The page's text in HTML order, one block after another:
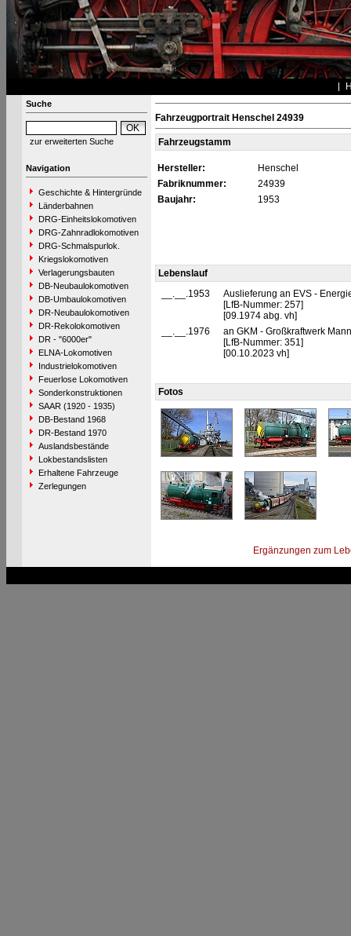
Suche
zur erweiterten Suche
Navigation
Geschichte & Hintergründe
Länderbahnen
DRG-Einheitslokomotiven
DRG-Zahnradlokomotiven
DRG-Schmalspurlok.
Kriegslokomotiven
Verlagerungsbauten
DB-Neubaulokomotiven
DB-Umbaulokomotiven
DR-Neubaulokomotiven
DR-Rekolokomotiven
DR - "6000er"
ELNA-Lokomotiven
Industrielokomotiven
Feuerlose Lokomotiven
Sonderkonstruktionen
SAAR (1920 - 1935)
DB-Bestand 1968
DR-Bestand 1970
Auslandsbestände
Lokbestandslisten
Erhaltene Fahrzeuge
Zerlegungen
Fahrzeugportrait Henschel 24939
Fahrzeugstamm
Hersteller:
Henschel
Fabriknummer:
24939
Baujahr:
1953
Lebenslauf
__.__.1953
Auslieferung an EVS -
[LfB-Nummer: 257]
[09.1974 abg. vh]
__.__.1976
an GKM - Großkraftwerk
[LfB-Nummer: 351]
[00.10.2023 vh]
Fotos
Ergänzungen zum